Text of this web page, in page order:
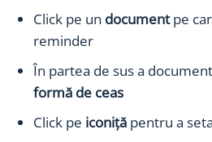
Click pe un documentpe
reminder
În partea de sus a
formă de ceas
Click pe iconiță pentru a